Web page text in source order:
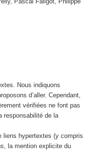
Nous indiquons
d’aller. Cependant,
vérifiées ne font pas
responsabilité de la
liens hypertextes (y compris
la mention explicite du